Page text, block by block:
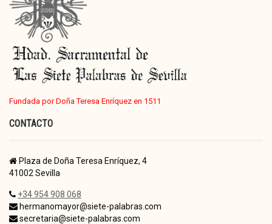
Fundada por Doña Teresa Enríquez en 1511
CONTACTO
Plaza de Doña Teresa Enríquez, 4
41002 Sevilla
+34 954 908 068
hermanomayor@siete-palabras.com
secretaria@siete-palabras.com